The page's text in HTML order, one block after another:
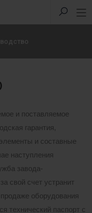
и поставляемое
гарантия,
и составные
наступления
завода-
свой счет устранит
оборудования
технический паспорт с